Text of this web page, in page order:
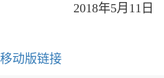
2018年5月11日
移动版链接